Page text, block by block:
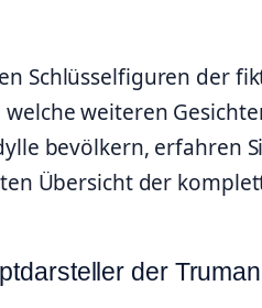
Schlüsselfiguren der
weiteren
bevölkern, erfahren
Übersicht der
der